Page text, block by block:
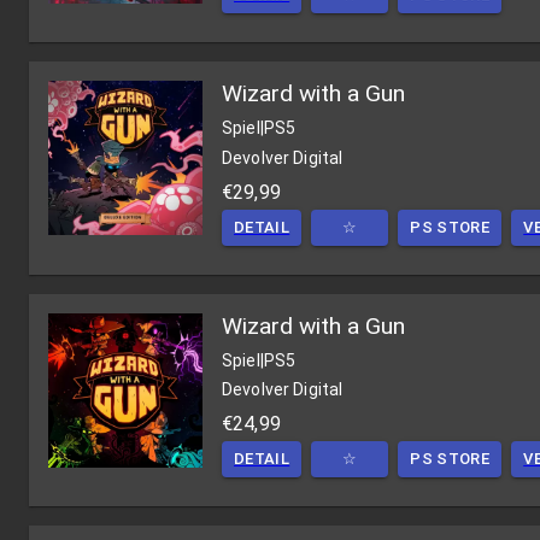
Wizard with a Gun
Spiel
PS5
Devolver Digital
€29,99
DETAIL ☆ PS STORE
Wizard with a Gun
Spiel|PS5
Devolver Digital
€24,99
DETAIL ☆ PS STORE